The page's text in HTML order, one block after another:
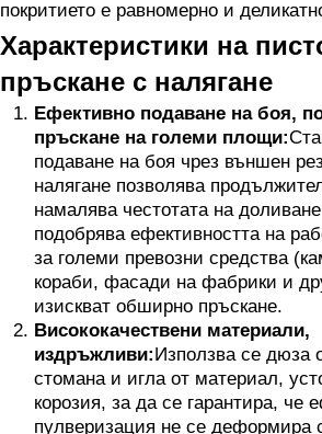
покритието е равномерно и
Характеристики на
пръскане с налягане
Ефективно подаване на боя,
пръскане на големи площи:
подаване на боя чрез външен
налягане позволява
намалява честотата на
подобрява ефективността на
за големи превозни средства
кораби, фасади на фабрики и
изискват обширно пръскане.
Висококачествени материали,
издръжливи: Използва се дюза
стомана и игла от материал,
корозия, за да се гарантира, че
пулверизация не се деформира